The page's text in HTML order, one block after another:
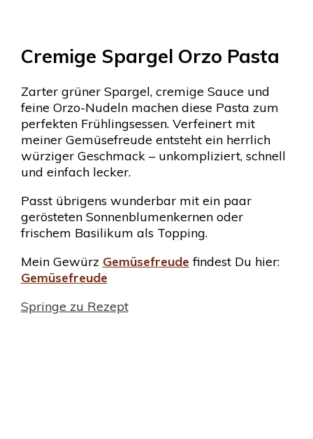
Cremige Spargel Orzo Pasta
Zarter grüner Spargel, cremige Sauce und
feine Orzo-Nudeln machen diese Pasta zum
perfekten Frühlingsessen. Verfeinert mit
meiner Gemüsefreude entsteht ein herrlich
würziger Geschmack – unkompliziert, schnell
und einfach lecker.
Passt übrigens wunderbar mit ein paar
gerösteten Sonnenblumenkernen oder
frischem Basilikum als Topping.
Mein Gewürz Gemüsefreude findest Du hier:
Gemüsefreude
Springe zu Rezept